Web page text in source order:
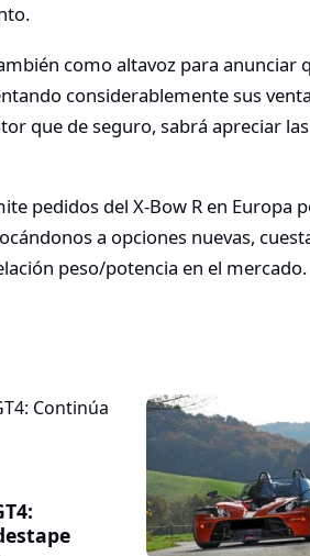
como altavoz para anunciar
considerablemente sus
que de seguro, sabrá apreciar las
pedidos del X-Bow R en Europa
a opciones nuevas,
peso/potencia en el mercado.